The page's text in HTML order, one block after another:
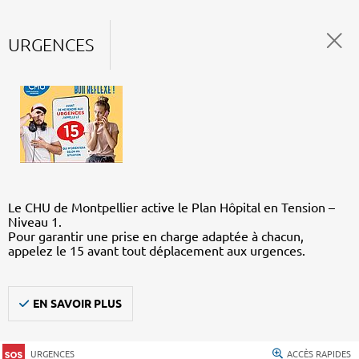
URGENCES
Le CHU de Montpellier active le Plan Hôpital en Tension –
Niveau 1.
Pour garantir une prise en charge adaptée à chacun,
appelez le 15 avant tout déplacement aux urgences.
EN SAVOIR PLUS
URGENCES ACCÈS RAPIDES